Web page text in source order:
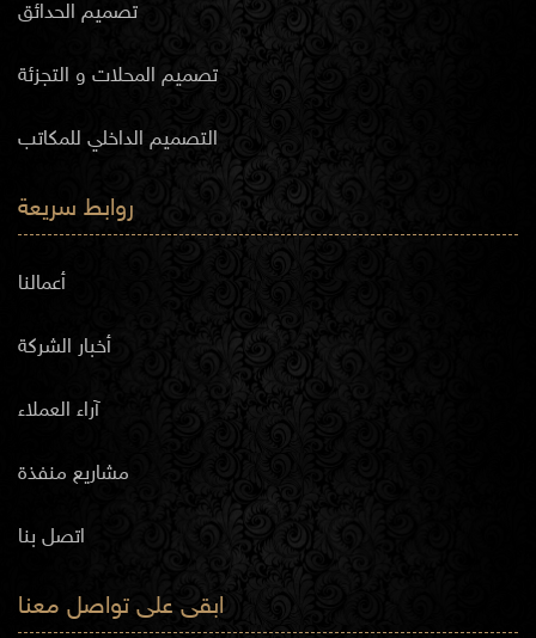
تصميم الحدائق
تصميم المحلات و التجزئة
التصميم الداخلي للمكاتب
روابط سريعة
أعمالنا
أخبار الشركة
آراء العملاء
مشاريع منفذة
اتصل بنا
ابقى على تواصل معنا